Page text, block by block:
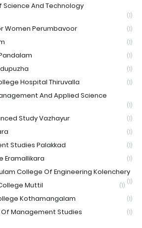
And Technology
(1)
Women Perumbavoor (1)
(1)
(1)
(1)
Hospital Thiruvalla (1)
And Applied Science
(1)
Study Vazhayur (1)
(1)
Studies Palakkad (1)
Eramallikara (1)
College Of Engineering Kolenchery
(1)
Muttil (1)
Kothamangalam (1)
Management Studies (1)